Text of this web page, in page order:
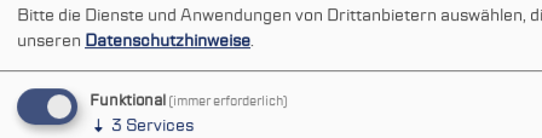
Bitte die Dienste und Anwendungen von Drittanbietern auswählen,
unseren Datenschutzhinweise.
Funktional(immer erforderlich)
↓ 3 Services